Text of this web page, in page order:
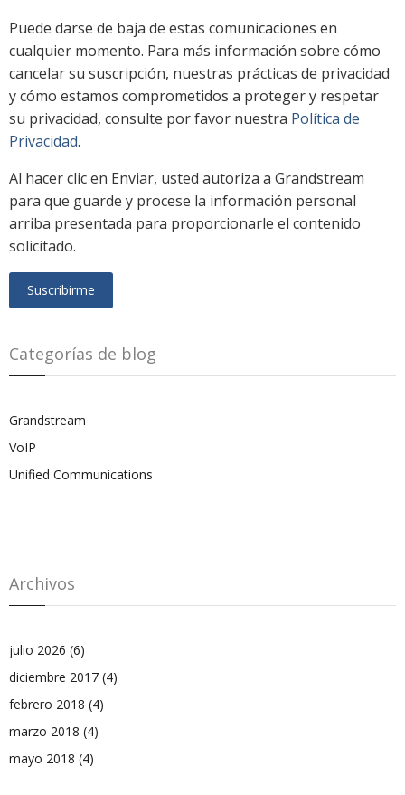
Puede darse de baja de estas comunicaciones en
cualquier momento. Para más información sobre cómo
cancelar su suscripción, nuestras prácticas de privacidad
y cómo estamos comprometidos a proteger y respetar
su privacidad, consulte por favor nuestra Política de
Privacidad.
Al hacer clic en Enviar, usted autoriza a Grandstream
para que guarde y procese la información personal
arriba presentada para proporcionarle el contenido
solicitado.
Categorías de blog
Grandstream
VoIP
Unified Communications
Archivos
julio 2026 (6)
diciembre 2017 (4)
febrero 2018 (4)
marzo 2018 (4)
mayo 2018 (4)